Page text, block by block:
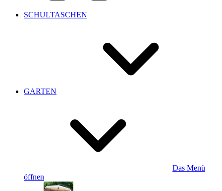
SCHULTASCHEN
GARTEN
Das Menü
öffnen